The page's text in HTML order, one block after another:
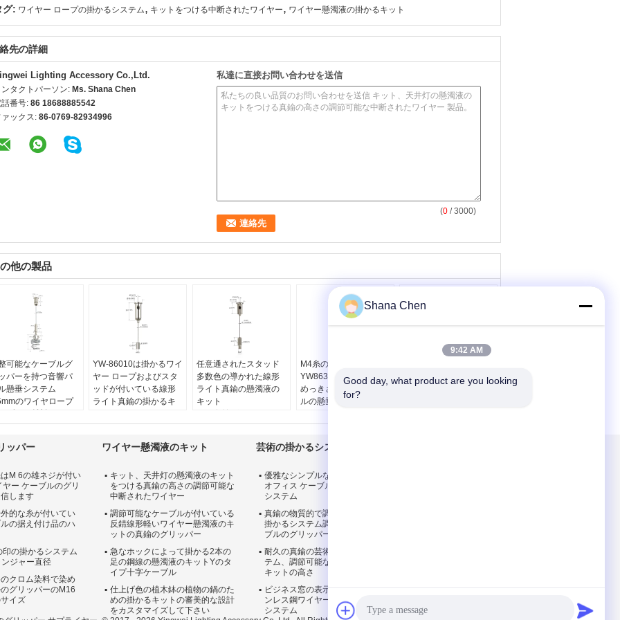
グ: ワイヤー ロープの掛かるシステム, キットをつける中断されたワイヤー, ワイヤー懸濁液の掛かるキット
先の詳細
Lighting Accessory Co.,Ltd.
ンタクトパーソン: Ms. Shana Chen
話番号: 86 18688885542
ァックス: 86-0769-82934996
私達に直接お問い合わせを送信
(0 / 3000)
他の製品
可能なケーブルグ
パーを持つ音響パ
懸垂システム
のワイヤロープ
電流を通される、
ク材料:
ODM
、またはカスタマイ
れるニッケルを被
さい/クロム/黒く/白
YW-86010は掛かるワイ
ヤー ロープおよびスタ
ッドが付いている線形
ライト真鍮の掛かるキ
項目名前:導かれた線形
掛かるキット
16*28mm
材料:黄銅
スタッド:7*13mm
任意通されたスタッド
多数色の導かれた線形
ライト真鍮の懸濁液の
キット
ライトのための真鍮の
天井のグリッパー:
材料: 黄銅
スタッド:
8*20mm
M4糸のグリッパー
YW86341が付いている
めっきされた銅ケーブ
ルの懸垂装置にニッケ
項目名前:
ワイヤー直径:
15*15mm
トは調節可能なグリッ
パーYW86340が付いて
ッパー
M 6の雄ネジが付い
ー ケーブルのグリ
します
的な糸が付いてい
の据え付け品のハ
の掛かるシステム
ジャー直径
クロム染料で染め
グリッパーのM16
イズ
ワイヤー懸濁液のキット
キット、天井灯の懸濁液のキット
をつける真鍮の高さの調節可能な
中断されたワイヤー
調節可能なケーブルが付いている
反錆線形軽いワイヤー懸濁液のキ
ットの真鍮のグリッパー
急なホックによって掛かる2本の
足の鋼線の懸濁液のキットYのタ
イプ十字ケーブル
仕上げ色の植木鉢の植物の鍋のた
めの掛かるキットの審美的な設計
をカスタマイズして下さい
芸術の掛かるシステム
優雅なシンプルな設計を用いる
オフィス ケーブルの印の掛かる
システム
真鍮の物質的で調節可能な芸術
掛かるシステム調節可能なケー
ブルのグリッパーのホック
耐久の真鍮の芸術の掛かるシス
テム、調節可能な印の懸濁液の
キットの高さ
ビジネス窓の表示のためのステ
ンレス鋼ワイヤー芸術の掛かる
システム
Shana Chen
9:42 AM
Good day, what product are you looking
for?